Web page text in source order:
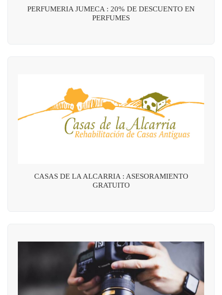
PERFUMERIA JUMECA : 20% DE DESCUENTO EN
PERFUMES
CASAS DE LA ALCARRIA : ASESORAMIENTO
GRATUITO